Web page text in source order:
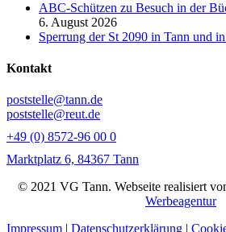
ABC-Schützen zu Besuch in der
6. August 2026
Sperrung der St 2090 in Tann und
Kontakt
poststelle@tann.de
poststelle@reut.de
+49 (0) 8572-96 00 0
Marktplatz 6, 84367 Tann
© 2021 VG Tann. Webseite realisiert
Werbeagentur
Impressum | Datenschutzerklärung |